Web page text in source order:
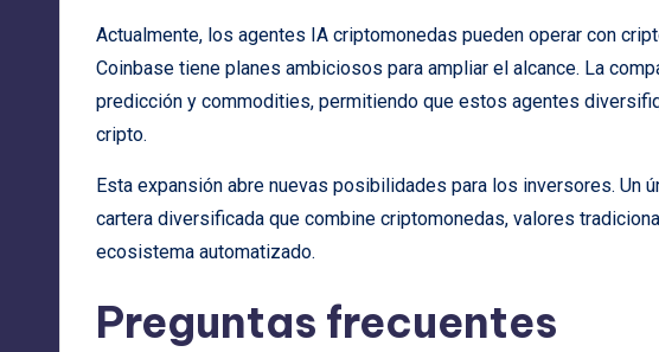
Actualmente, los agentes IA criptomonedas pueden operar con
Coinbase tiene planes ambiciosos para ampliar el alcance. La
predicción y commodities, permitiendo que estos agentes
cripto.
Esta expansión abre nuevas posibilidades para los inversores. Un
cartera diversificada que combine criptomonedas, valores
ecosistema automatizado.
Preguntas frecuentes